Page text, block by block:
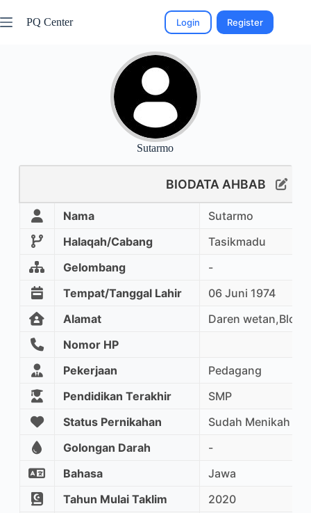
PQ Center Login Register
Sutarmo
BIODATA AHBAB
Nama
Sutarmo
Halaqah/Cabang
Tasikmadu
Gelombang
-
Tempat/Tanggal Lahir
06 Juni 1974
Alamat
Daren
Nomor HP
Pekerjaan
Pedagang
Pendidikan Terakhir
SMP
Status Pernikahan
Sudah Menikah
Golongan Darah
-
Bahasa
Jawa
Tahun Mulai Taklim
2020